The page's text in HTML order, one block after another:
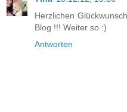
Herzlichen
Blog !!! Weiter so :)
Antworten